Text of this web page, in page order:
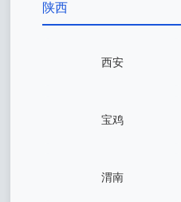
陕西
西安
宝鸡
渭南